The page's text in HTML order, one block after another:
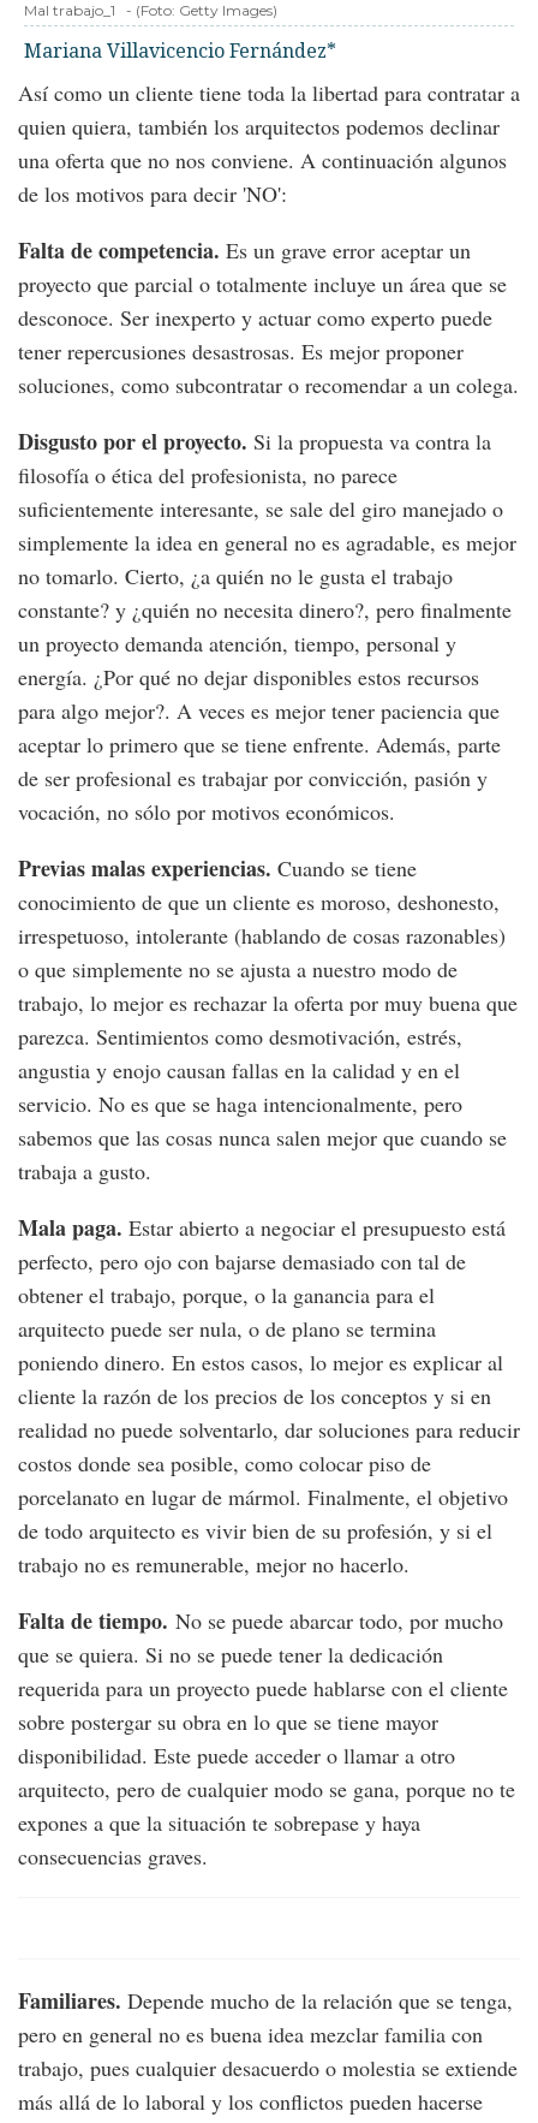
Mal trabajo_1 - (Foto: Getty Images)
Mariana Villavicencio Fernández*
Así como un cliente tiene toda la libertad para contratar a
quien quiera, también los arquitectos podemos declinar
una oferta que no nos conviene. A continuación algunos
de los motivos para decir 'NO':
Falta de competencia. Es un grave error aceptar un
proyecto que parcial o totalmente incluye un área que se
desconoce. Ser inexperto y actuar como experto puede
tener repercusiones desastrosas. Es mejor proponer
soluciones, como subcontratar o recomendar a un colega.
Disgusto por el proyecto. Si la propuesta va contra la
filosofía o ética del profesionista, no parece
suficientemente interesante, se sale del giro manejado o
simplemente la idea en general no es agradable, es mejor
no tomarlo. Cierto, ¿a quién no le gusta el trabajo
constante? y ¿quién no necesita dinero?, pero finalmente
un proyecto demanda atención, tiempo, personal y
energía. ¿Por qué no dejar disponibles estos recursos
para algo mejor?. A veces es mejor tener paciencia que
aceptar lo primero que se tiene enfrente. Además, parte
de ser profesional es trabajar por convicción, pasión y
vocación, no sólo por motivos económicos.
Previas malas experiencias. Cuando se tiene
conocimiento de que un cliente es moroso, deshonesto,
irrespetuoso, intolerante (hablando de cosas razonables)
o que simplemente no se ajusta a nuestro modo de
trabajo, lo mejor es rechazar la oferta por muy buena que
parezca. Sentimientos como desmotivación, estrés,
angustia y enojo causan fallas en la calidad y en el
servicio. No es que se haga intencionalmente, pero
sabemos que las cosas nunca salen mejor que cuando se
trabaja a gusto.
Mala paga. Estar abierto a negociar el presupuesto está
perfecto, pero ojo con bajarse demasiado con tal de
obtener el trabajo, porque, o la ganancia para el
arquitecto puede ser nula, o de plano se termina
poniendo dinero. En estos casos, lo mejor es explicar al
cliente la razón de los precios de los conceptos y si en
realidad no puede solventarlo, dar soluciones para reducir
costos donde sea posible, como colocar piso de
porcelanato en lugar de mármol. Finalmente, el objetivo
de todo arquitecto es vivir bien de su profesión, y si el
trabajo no es remunerable, mejor no hacerlo.
Falta de tiempo. No se puede abarcar todo, por mucho
que se quiera. Si no se puede tener la dedicación
requerida para un proyecto puede hablarse con el cliente
sobre postergar su obra en lo que se tiene mayor
disponibilidad. Este puede acceder o llamar a otro
arquitecto, pero de cualquier modo se gana, porque no te
expones a que la situación te sobrepase y haya
consecuencias graves.
Familiares. Depende mucho de la relación que se tenga,
pero en general no es buena idea mezclar familia con
trabajo, pues cualquier desacuerdo o molestia se extiende
más allá de lo laboral y los conflictos pueden hacerse